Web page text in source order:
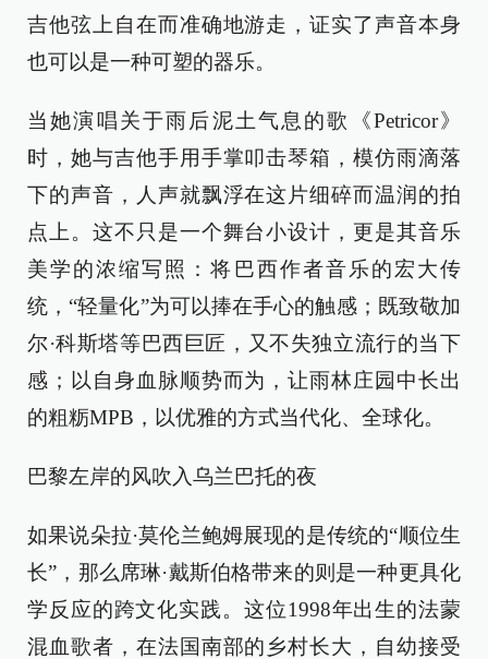
吉他弦上自在而准确地游走，证实了声音本身
也可以是一种可塑的器乐。
当她演唱关于雨后泥土气息的歌《Petricor》
时，她与吉他手用手掌叩击琴箱，模仿雨滴落
下的声音，人声就飘浮在这片细碎而温润的拍
点上。这不只是一个舞台小设计，更是其音乐
美学的浓缩写照：将巴西作者音乐的宏大传
统，“轻量化”为可以捧在手心的触感；既致敬加
尔·科斯塔等巴西巨匠，又不失独立流行的当下
感；以自身血脉顺势而为，让雨林庄园中长出
的粗粝MPB，以优雅的方式当代化、全球化。
巴黎左岸的风吹入乌兰巴托的夜
如果说朵拉·莫伦兰鲍姆展现的是传统的“顺位生
长”，那么席琳·戴斯伯格带来的则是一种更具化
学反应的跨文化实践。这位1998年出生的法蒙
混血歌者，在法国南部的乡村长大，自幼接受